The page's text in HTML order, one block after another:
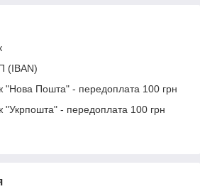
(IBAN)
"Нова Пошта" - передоплата 100 грн
"Укрпошта" - передоплата 100 грн